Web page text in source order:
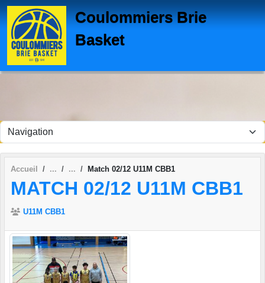
Coulommiers Brie
Basket
Accueil Match 02/12 U11M CBB1
MATCH 02/12 U11M CBB1
U11M CBB1
Panneau de gestion des cookies